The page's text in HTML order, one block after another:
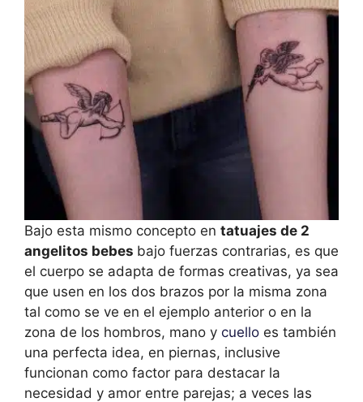
Bajo esta mismo concepto en tatuajes de 2
angelitos bebes bajo fuerzas contrarias, es que
el cuerpo se adapta de formas creativas, ya sea
que usen en los dos brazos por la misma zona
tal como se ve en el ejemplo anterior o en la
zona de los hombros, mano y cuello es también
una perfecta idea, en piernas, inclusive
funcionan como factor para destacar la
necesidad y amor entre parejas; a veces las